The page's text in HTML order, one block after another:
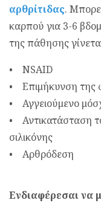
αρθρίτιδας.
καρπού για 3-6
της πάθησης
• NSAID
• Επιμήκυνση της
• Αγγειούμενο
• Αντικατάσταση
σιλικόνης
• Αρθρόδεση
Ενδιαφέρεσαι να